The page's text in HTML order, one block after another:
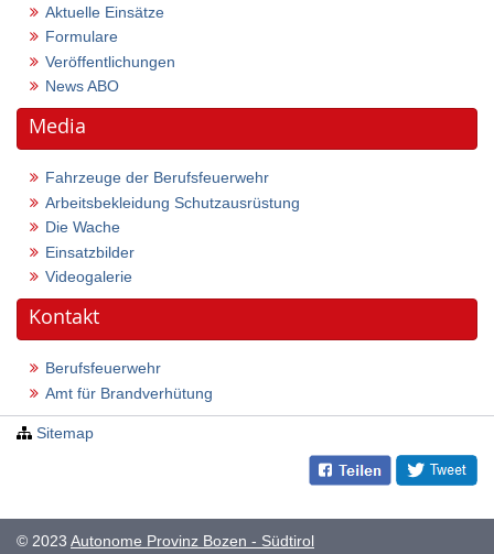
Aktuelle Einsätze
Formulare
Veröffentlichungen
News ABO
Media
Fahrzeuge der Berufsfeuerwehr
Arbeitsbekleidung Schutzausrüstung
Die Wache
Einsatzbilder
Videogalerie
Kontakt
Berufsfeuerwehr
Amt für Brandverhütung
Sitemap
© 2023 Autonome Provinz Bozen - Südtirol